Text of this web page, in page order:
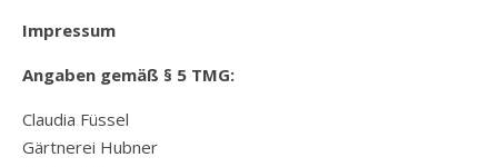
Impressum
Angaben gemäß § 5 TMG:
Claudia Füssel
Gärtnerei Hubner